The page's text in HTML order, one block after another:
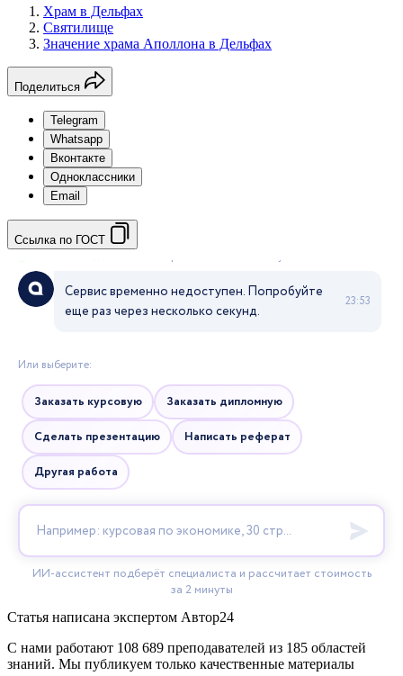
Храм в Дельфах
Святилище
Значение храма Аполлона в Дельфах
Поделиться
Telegram
Whatsapp
Вконтакте
Одноклассники
Email
Ссылка по ГОСТ
Статья написана экспертом Автор24
С нами работают 108 689 преподавателей из 185 областей
знаний. Мы публикуем только качественные материалы